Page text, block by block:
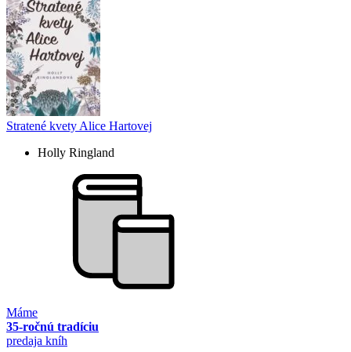
Stratené kvety Alice Hartovej
Holly Ringland
Máme
35-ročnú tradíciu
predaja kníh